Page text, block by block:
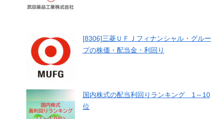
[8306]三菱ＵＦＪフィナンシャル・グルー
プの株価・配当金・利回り
国内株式の配当利回りランキング 1～10
位